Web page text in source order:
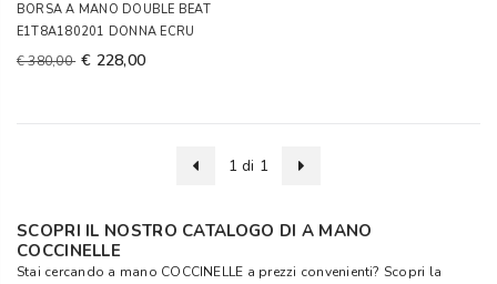
BORSA A MANO DOUBLE BEAT
E1T8A180201 DONNA ECRU
€ 380,00 € 228,00
1 di 1
SCOPRI IL NOSTRO CATALOGO DI A MANO
COCCINELLE
Stai cercando a mano COCCINELLE a prezzi convenienti? Scopri la